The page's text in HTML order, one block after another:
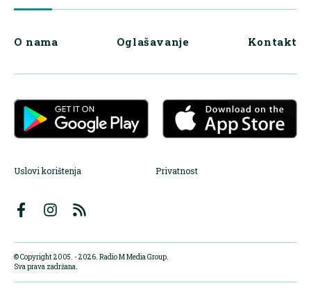
O nama Oglašavanje Kontakt
Uslovi korištenja Privatnost
© Copyright 2005. - 2026. Radio M Media Group.
Sva prava zadržana.